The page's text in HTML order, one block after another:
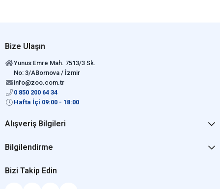
Bize Ulaşın
Yunus Emre Mah. 7513/3 Sk.
No: 3/ABornova / İzmir
info@zoo.com.tr
0 850 200 64 34
Hafta İçi 09:00 - 18:00
Alışveriş Bilgileri
Bilgilendirme
Bizi Takip Edin